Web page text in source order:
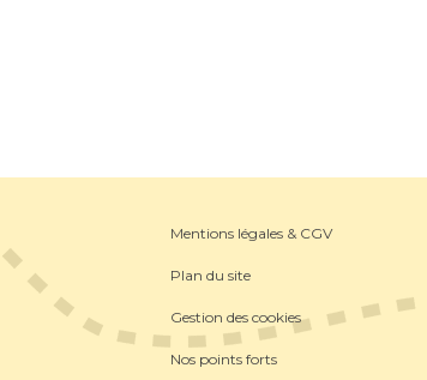
Mentions légales & CGV
Plan du site
Gestion des cookies
Nos points forts